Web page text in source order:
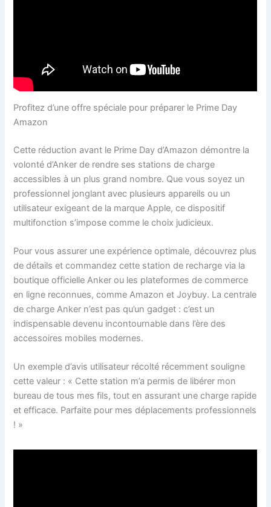
Profitez d’une offre spéciale pour préparer le Prime Day
Amazon
Cette réduction avant le Prime Day d’Amazon démontre la
volonté d’Anker de rendre ses stations de charge
accessibles à un plus grand nombre. Que vous soyez un
professionnel jonglant avec plusieurs appareils ou un
utilisateur exigeant de la marque Apple, ce dispositif
multifonction s’impose comme le choix judicieux.
Pour vous assurer une expérience optimale, découvrez plus
de détails et commandez cette station de recharge via la
boutique officielle Anker ou les plateformes de commerce
en ligne reconnues, comme Amazon et Joybuy. La centrale
de charge Anker n’est pas qu’un gadget : c’est un
indispensable devenu incontournable dans l’ère des
accessoires mobiles modernes.
Un exemple d’avis utilisateur récolté récemment souligne
cette valeur : « Cette station m’a permis de libérer mon
bureau de tous mes fils, tout en assurant une charge rapide
et efficace. Parfaite pour mes déplacements professionnels
! »